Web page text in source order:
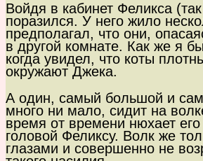
Войдя в кабинет Феликса
поразился. У него жило
предполагал, что они,
в другой комнате. Как же я
когда увидел, что коты
окружают Джека.
А один, самый большой и
много ни мало, сидит на
время от времени нюхает его
головой Феликсу. Волк же
глазами и совершенно не